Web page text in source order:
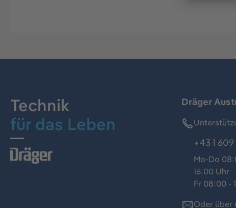
Technik
für das Leben
Dräger
+43 1
Mo-Do
16:00 Uhr
Fr 08:00 -
Oder über